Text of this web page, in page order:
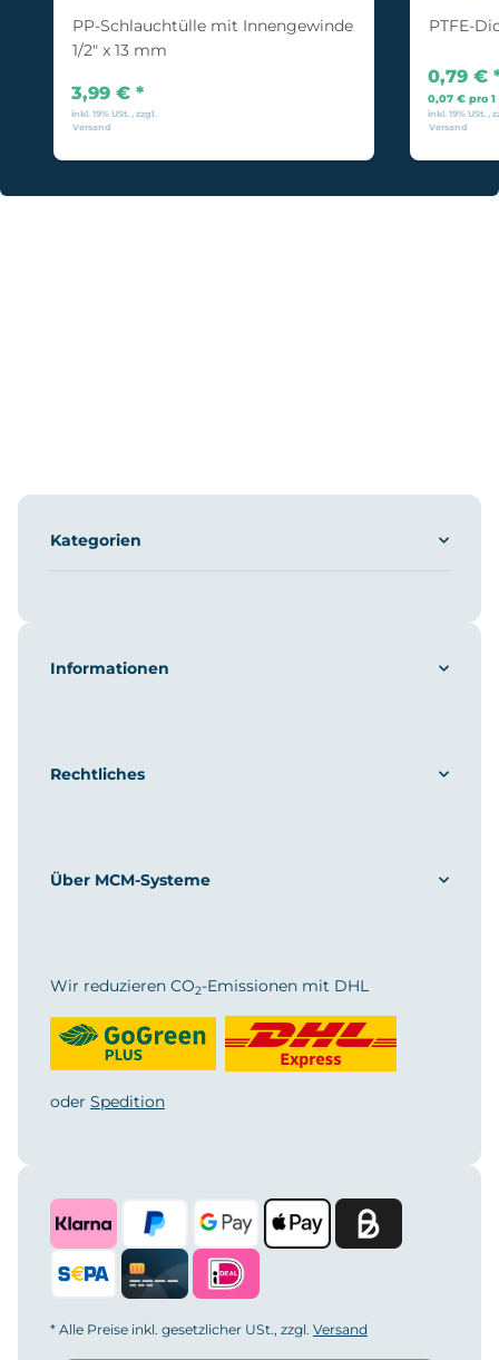
PP-Schlauchtülle mit Innengewinde
1/2" x 13 mm
3,99 € *
inkl. 19% USt. , zzgl.
Versand
PTFE-
0,79 €
0,07 € pro 1
inkl. 19% USt. ,
Versand
Kategorien
Informationen
Rechtliches
Über MCM-Systeme
Wir reduzieren CO2-Emissionen mit DHL
oder Spedition
* Alle Preise inkl. gesetzlicher USt., zzgl. Versand